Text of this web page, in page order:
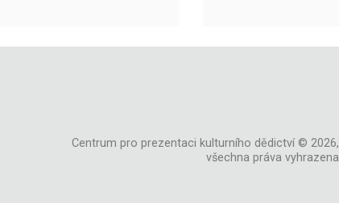
Centrum pro prezentaci kulturního dědictví © 2026,
všechna práva vyhrazena